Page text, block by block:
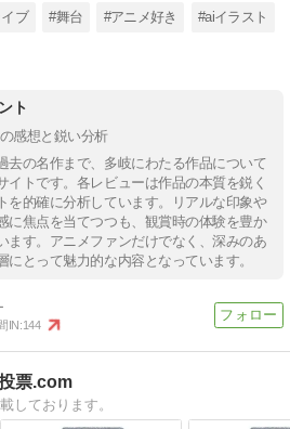
ブ #舞台 #アニメ好き #aiイラスト
ト
感想と鋭い分析
去の名作まで、多岐にわたる作品について
イトです。各レビューは作品の本質を鋭く
を的確に分析しています。リアルな印象や
に焦点を当てつつも、観賞時の体験を豊か
ます。アニメファンだけでなく、深みのあ
とって魅力的な内容となっています。
IN:144
票.com
しております。